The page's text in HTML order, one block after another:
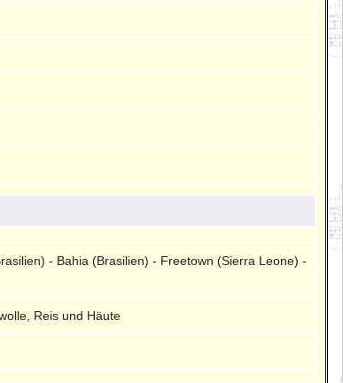
- Bahia (Brasilien) - Freetown (Sierra Leone) -
Reis und Häute